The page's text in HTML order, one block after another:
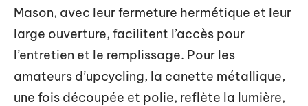
Mason, avec leur fermeture hermétique et leur
large ouverture, facilitent l’accès pour
l’entretien et le remplissage. Pour les
amateurs d’upcycling, la canette métallique,
une fois découpée et polie, reflète la lumière,